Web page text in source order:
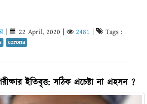
| 22 April, 2020 2481 Tags :
corona
ইতিবৃত্ত: সঠিক প্রচেষ্টা না প্রহসন ?